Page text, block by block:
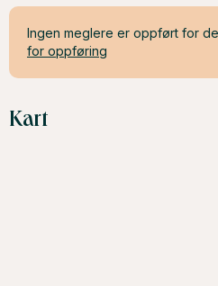
Ingen meglere er oppført for
for oppføring
Kart